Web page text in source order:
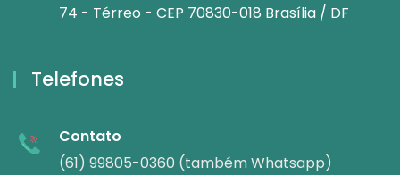
74 - Térreo - CEP 70830-018 Brasília / DF
Telefones
Contato
(61) 99805-0360 (também Whatsapp)